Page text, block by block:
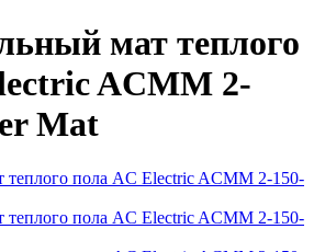
мат теплого
ACMM 2-
Mat